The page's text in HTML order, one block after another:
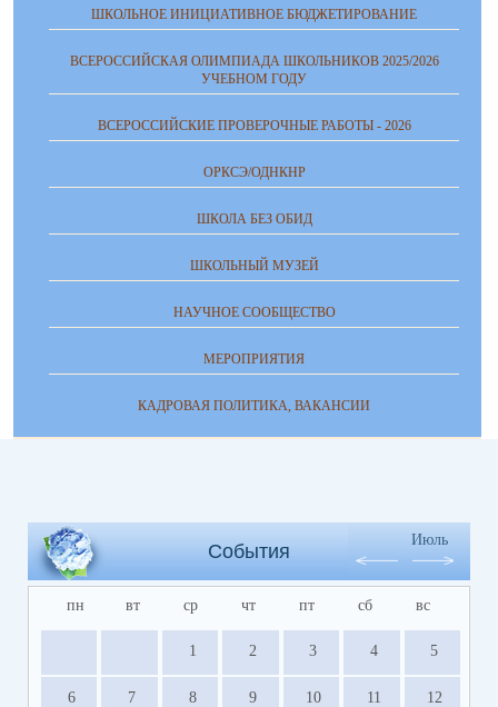
ШКОЛЬНОЕ ИНИЦИАТИВНОЕ БЮДЖЕТИРОВАНИЕ
ВСЕРОССИЙСКАЯ ОЛИМПИАДА ШКОЛЬНИКОВ 2025/2026
УЧЕБНОМ ГОДУ
ВСЕРОССИЙСКИЕ ПРОВЕРОЧНЫЕ РАБОТЫ - 2026
ОРКСЭ/ОДНКНР
ШКОЛА БЕЗ ОБИД
ШКОЛЬНЫЙ МУЗЕЙ
НАУЧНОЕ СООБЩЕСТВО
МЕРОПРИЯТИЯ
КАДРОВАЯ ПОЛИТИКА, ВАКАНСИИ
События
Июль
пн вт ср чт пт сб вс
1 2 3 4 5
6 7 8 9 10 11 12